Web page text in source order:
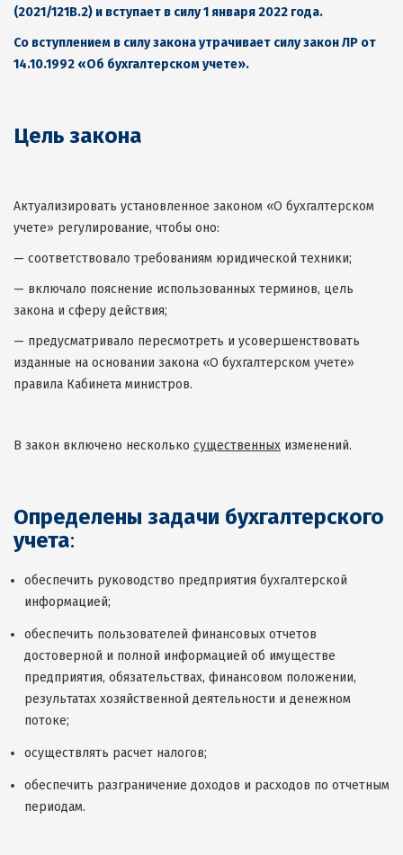
(2021/121B.2) и вступает в силу 1 января 2022 года.
Со вступлением в силу закона утрачивает силу закон ЛР от
14.10.1992 «Об бухгалтерском учете».
Цель закона
Актуализировать установленное законом «О бухгалтерском
учете» регулирование, чтобы оно:
— соответствовало требованиям юридической техники;
— включало пояснение использованных терминов, цель
закона и сферу действия;
— предусматривало пересмотреть и усовершенствовать
изданные на основании закона «О бухгалтерском учете»
правила Кабинета министров.
В закон включено несколько существенных изменений.
Определены задачи бухгалтерского
учета:
обеспечить руководство предприятия бухгалтерской
информацией;
обеспечить пользователей финансовых отчетов
достоверной и полной информацией об имуществе
предприятия, обязательствах, финансовом положении,
результатах хозяйственной деятельности и денежном
потоке;
осуществлять расчет налогов;
обеспечить разграничение доходов и расходов по отчетным
периодам.